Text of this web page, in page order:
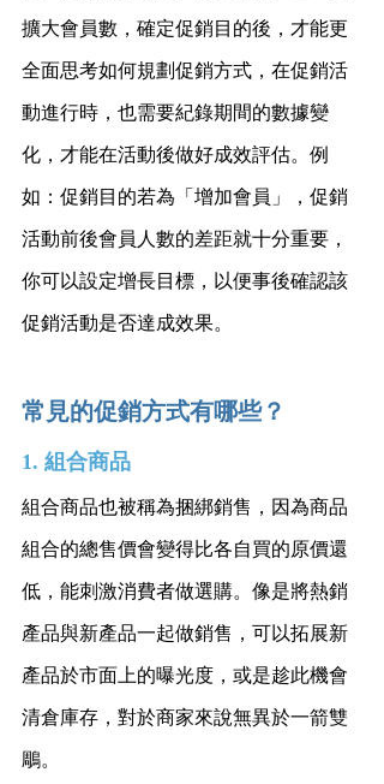
擴大會員數，確定促銷目的後，才能更
全面思考如何規劃促銷方式，在促銷活
動進行時，也需要紀錄期間的數據變
化，才能在活動後做好成效評估。例
如：促銷目的若為「增加會員」，促銷
活動前後會員人數的差距就十分重要，
你可以設定增長目標，以便事後確認該
促銷活動是否達成效果。
常見的促銷方式有哪些？
1. 組合商品
組合商品也被稱為捆綁銷售，因為商品
組合的總售價會變得比各自買的原價還
低，能刺激消費者做選購。像是將熱銷
產品與新產品一起做銷售，可以拓展新
產品於市面上的曝光度，或是趁此機會
清倉庫存，對於商家來說無異於一箭雙
鵰。